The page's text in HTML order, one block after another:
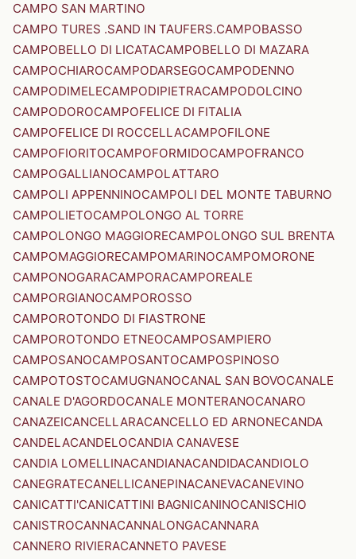
CAMPO SAN MARTINO
CAMPO TURES .SAND IN TAUFERS.CAMPOBASSO
CAMPOBELLO DI LICATACAMPOBELLO DI MAZARA
CAMPOCHIAROCAMPODARSEGOCAMPODENNO
CAMPODIMELECAMPODIPIETRACAMPODOLCINO
CAMPODOROCAMPOFELICE DI FITALIA
CAMPOFELICE DI ROCCELLACAMPOFILONE
CAMPOFIORITOCAMPOFORMIDOCAMPOFRANCO
CAMPOGALLIANOCAMPOLATTARO
CAMPOLI APPENNINOCAMPOLI DEL MONTE TABURNO
CAMPOLIETOCAMPOLONGO AL TORRE
CAMPOLONGO MAGGIORECAMPOLONGO SUL BRENTA
CAMPOMAGGIORECAMPOMARINOCAMPOMORONE
CAMPONOGARACAMPORACAMPOREALE
CAMPORGIANOCAMPOROSSO
CAMPOROTONDO DI FIASTRONE
CAMPOROTONDO ETNEOCAMPOSAMPIERO
CAMPOSANOCAMPOSANTOCAMPOSPINOSO
CAMPOTOSTOCAMUGNANOCANAL SAN BOVOCANALE
CANALE D'AGORDOCANALE MONTERANOCANARO
CANAZEICANCELLARACANCELLO ED ARNONECANDA
CANDELACANDELOCANDIA CANAVESE
CANDIA LOMELLINACANDIANACANDIDACANDIOLO
CANEGRATECANELLICANEPINACANEVACANEVINO
CANICATTI'CANICATTINI BAGNICANINOCANISCHIO
CANISTROCANNACANNALONGACANNARA
CANNERO RIVIERACANNETO PAVESE